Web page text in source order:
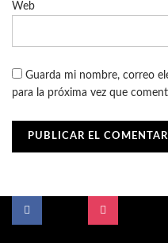
Web
Guarda mi nombre, correo
para la próxima vez que